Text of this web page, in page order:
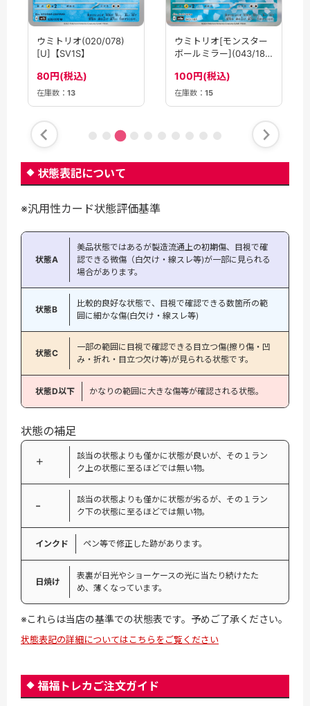
ウミトリオ(020/078)
[U]【SV1S】
80円(税込)
在庫数： 13
ウミトリオ[モンスター
ボールミラー](043/187)
100円(税込)
在庫数： 15
状態表記について
※汎用性カード状態評価基準
状態A
美品状態ではあるが製造流通上の初期傷、目視で確
認できる微傷（白欠け・線スレ等)が一部に見られる
場合があります。
状態B
比較的良好な状態で、目視で確認できる数箇所の範
囲に細かな傷(白欠け・線スレ等)
状態C
一部の範囲に目視で確認できる目立つ傷(擦り傷・凹
み・折れ・目立つ欠け等)が見られる状態です。
状態D以下 かなりの範囲に大きな傷等が確認される状態。
状態の補足
＋
該当の状態よりも僅かに状態が良いが、その１ラン
ク上の状態に至るほどでは無い物。
−
該当の状態よりも僅かに状態が劣るが、その１ラン
ク下の状態に至るほどでは無い物。
インクド ペン等で修正した跡があります。
日焼け
表裏が日光やショーケースの光に当たり続けたた
め、薄くなっています。
※これらは当店の基準での状態表です。予めご了承ください。
状態表記の詳細についてはこちらをご覧ください
福福トレカご注文ガイド